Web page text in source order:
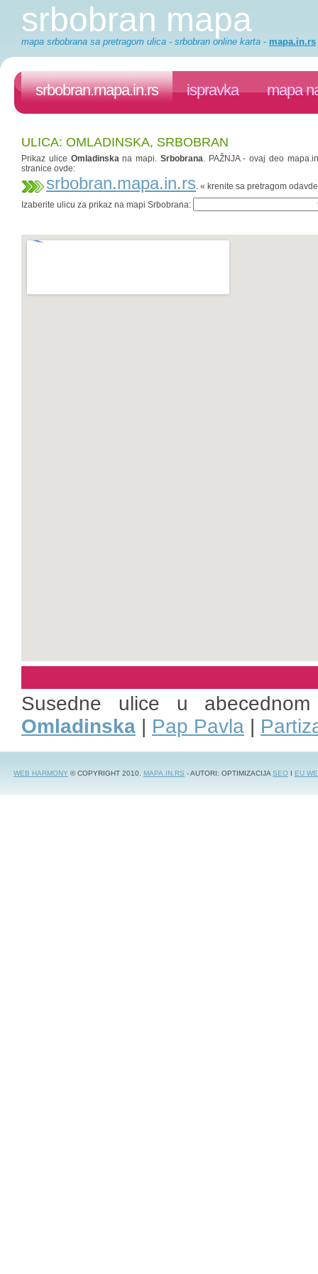
srbobran mapa
mapa srbobrana sa pretragom ulica - srbobran online karta - mapa.in.rs
srbobran.mapa.in.rs ispravka mapa
ULICA: OMLADINSKA, SRBOBRAN
Prikaz ulice Omladinskana mapi. Srbobrana. PAŽNJA - ovaj deo
stranice ovde:
srbobran.mapa.in.rs. « krenite sa pretragom odavde
Izaberite ulicu za prikaz na mapi Srbobrana:
Susedne ulice u
Omladinska | Pap Pavla |
WEB HARMONY © COPYRIGHT 2010. MAPA.IN.RS - AUTORI: OPTIMIZACIJASEO I EU